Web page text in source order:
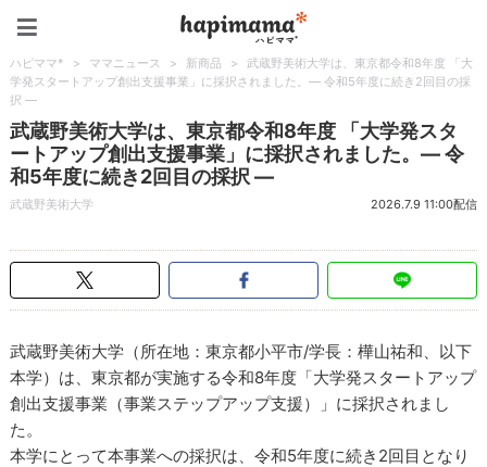
ハピママ* > ママニュース > 新商品 >
武蔵野美術大学は、東京都令和8年度 「大
学発スタートアップ創出支援事業」に採択されました。― 令和5年度に続き2回目の採
択 ―
武蔵野美術大学は、東京都令和8年度 「大学発スタ
ートアップ創出支援事業」に採択されました。― 令
和5年度に続き2回目の採択 ―
武蔵野美術大学 2026.7.9 11:00配信
武蔵野美術大学（所在地：東京都小平市/学長：樺山祐和、以下
本学）は、東京都が実施する令和8年度「大学発スタートアップ
創出支援事業（事業ステップアップ支援）」に採択されまし
た。
本学にとって本事業への採択は、令和5年度に続き2回目となり